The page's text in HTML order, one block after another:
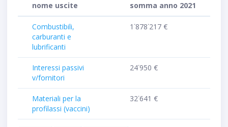
nome uscite somma anno 2021
Combustibili,
carburanti e
lubrificanti
1˙878˙217 €
Interessi passivi
v/fornitori
24˙950 €
Materiali per la
profilassi (vaccini)
32˙641 €